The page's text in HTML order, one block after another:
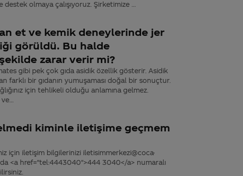
olmaya çalışıyoruz. Şirketimize ...
et ve kemik deneylerinde jer
görüldü. Bu halde
zarar verir mi?
gibi pek çok gıda asidik özellik gösterir. Asidik
farklı bir gıdanın yumuşaması doğal bir sonuçtur.
için tehlikeli olduğu anlamına gelmez.
kiminle iletişime geçmem
için iletişim bilgilerinizi iletisimmerkezi@coca-
<a href="tel:4443040">444 3040</a> numaralı